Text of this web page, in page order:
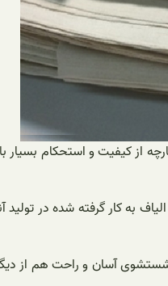
از کیفیت و استحکام
به کار گرفته شده در تولید
آسان و راحت هم از